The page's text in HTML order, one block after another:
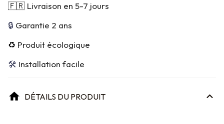
🇫🇷 Livraison en 5-7 jours
🔒 Garantie 2 ans
♻️ Produit écologique
🛠 Installation facile
DÉTAILS DU PRODUIT